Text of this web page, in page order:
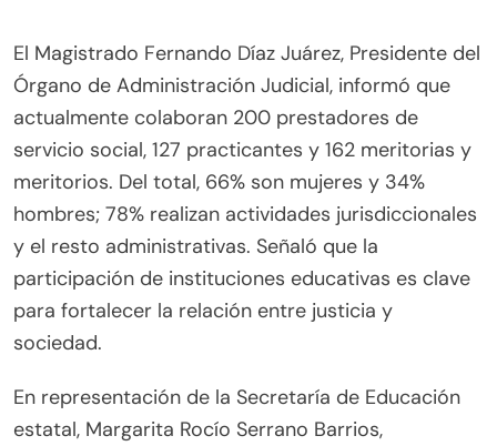
El Magistrado Fernando Díaz Juárez, Presidente del
Órgano de Administración Judicial, informó que
actualmente colaboran 200 prestadores de
servicio social, 127 practicantes y 162 meritorias y
meritorios. Del total, 66% son mujeres y 34%
hombres; 78% realizan actividades jurisdiccionales
y el resto administrativas. Señaló que la
participación de instituciones educativas es clave
para fortalecer la relación entre justicia y
sociedad.
En representación de la Secretaría de Educación
estatal, Margarita Rocío Serrano Barrios,